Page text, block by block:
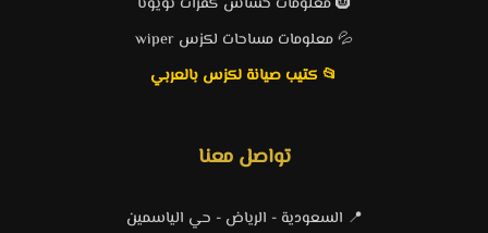
💦 معلومات مساحات لكزس wiper
📂 كتيب صيانة لكزس بالعربي
تواصل معنا
📍 السعودية - الرياض - حي الياسمين